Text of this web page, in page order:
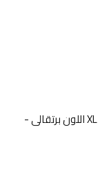
العلامة التجارية Wokin جوانتى حماية - مقاس 10 XL اللون برتقالى -